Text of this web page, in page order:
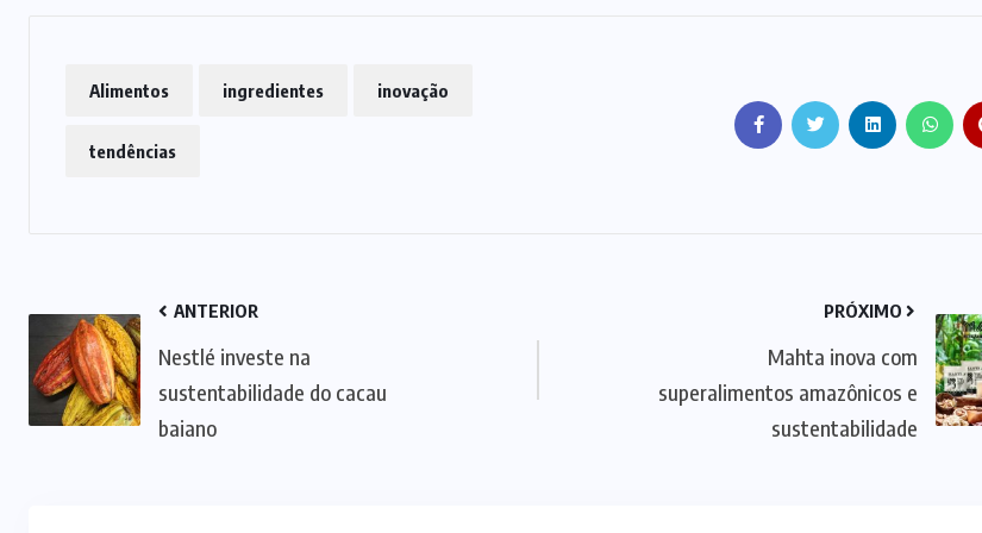
Alimentos ingredientes inovação
tendências
ANTERIOR
Nestlé investe na
sustentabilidade do cacau
baiano
PRÓXIMO
Mahta inova com
superalimentos amazônicos e
sustentabilidade
NEGÓCIOS
Mercado de marmitas atrai Seara,
iFood e grandes empresas
SUPLEMENTOS
Caffeine Army lança campanha
para o Dia dos Pais